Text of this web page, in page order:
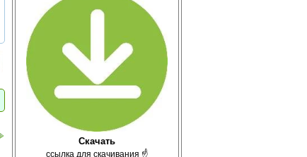
Скачать
с̲с̲ы̲л̲к̲а̲ ̲д̲л̲я̲ ̲с̲к̲а̲ч̲и̲в̲а̲н̲и̲я̲ ☝